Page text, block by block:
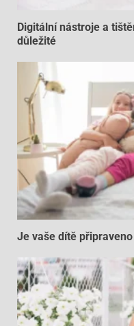
Digitální nástroje a
důležité
Je vaše dítě